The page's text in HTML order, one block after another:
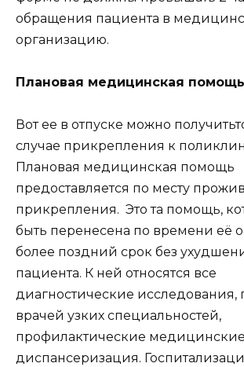
обращения пациента в
организацию.
Плановая медицинская помощь
Вот ее в отпуске можно
случае прикрепления к
Плановая медицинская помощь
предоставляется по месту
прикрепления. Это та помощь,
быть перенесена по времени её
более поздний срок без
пациента. К ней относятся все
диагностические
врачей узких специальностей,
профилактические
диспансеризация.